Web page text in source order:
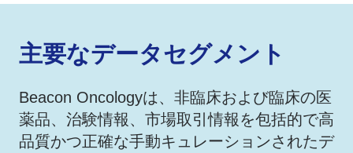
主要なデータセグメント
Beacon Oncologyは、非臨床および臨床の医
薬品、治験情報、市場取引情報を包括的で高
品質かつ正確な手動キュレーションされたデ